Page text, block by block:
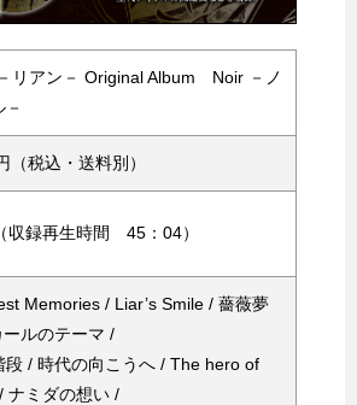
リアン－ Original Album Noir －ノ
（税込・送料別）
収録再生時間 45：04）
Memories / Liar’s Smile / 薔薇夢
ルのテーマ /
段 / 時代の向こうへ / The hero of
ナミダの想い /